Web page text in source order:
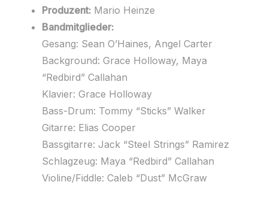
Produzent: Mario Heinze
Bandmitglieder:
Gesang: Sean O’Haines, Angel Carter
Background: Grace Holloway, Maya
“Redbird” Callahan
Klavier: Grace Holloway
Bass-Drum: Tommy “Sticks” Walker
Gitarre: Elias Cooper
Bassgitarre: Jack “Steel Strings” Ramirez
Schlagzeug: Maya “Redbird” Callahan
Violine/Fiddle: Caleb “Dust” McGraw